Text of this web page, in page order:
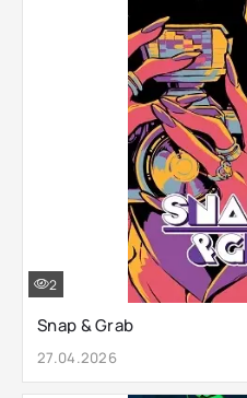
Snap & Grab
27.04.2026
2